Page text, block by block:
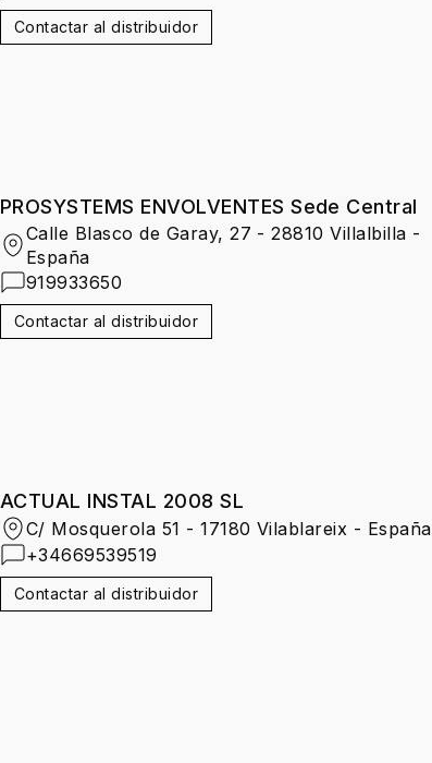
Contactar al distribuidor
PROSYSTEMS ENVOLVENTES Sede Central
Calle Blasco de Garay, 27 - 28810 Villalbilla -
España
919933650
Contactar al distribuidor
ACTUAL INSTAL 2008 SL
C/ Mosquerola 51 - 17180 Vilablareix - España
+34669539519
Contactar al distribuidor